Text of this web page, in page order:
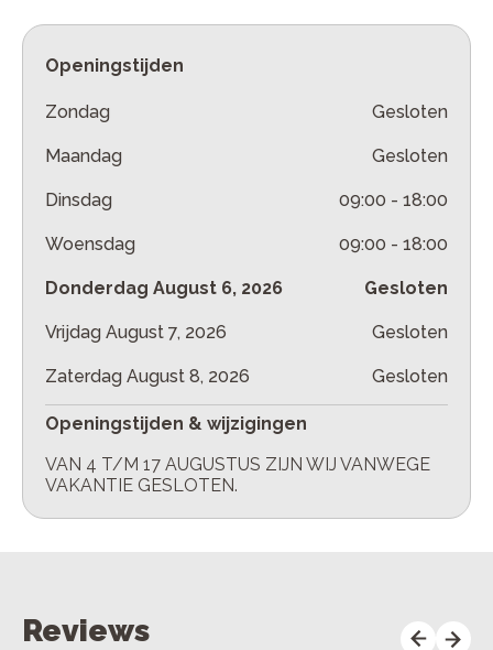
Openingstijden
Zondag Gesloten
Maandag Gesloten
Dinsdag 09:00 - 18:00
Woensdag 09:00 - 18:00
Donderdag August 6, 2026 Gesloten
Vrijdag August 7, 2026 Gesloten
Zaterdag August 8, 2026 Gesloten
Openingstijden & wijzigingen
VAN 4 T/M 17 AUGUSTUS ZIJN WIJ VANWEGE
VAKANTIE GESLOTEN.
Reviews